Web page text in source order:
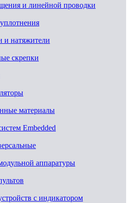
и линейной проводки
и натяжители
скрепки
материалы
Embedded
аппаратуры
с индикатором